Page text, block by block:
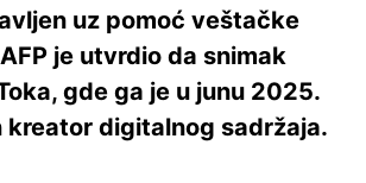
uz pomoć veštačke
je utvrdio da snimak
gde ga je u junu 2025.
kreator digitalnog sadržaja.